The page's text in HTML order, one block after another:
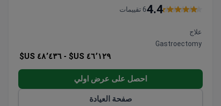
منشأة معتمدة من JCI مع خطط علاج فردية
الخارجية بعد الإجراء
تتوفر جراحات بمساعدة الروبوت لإجراءات دقيقة
4.46 تقييمات
علاج
Gastroectomy
٤٦٬١٢٩ US$ - ٤٨٬٤٣٦ US$
احصل على عرض اولي
صفحة العيادة